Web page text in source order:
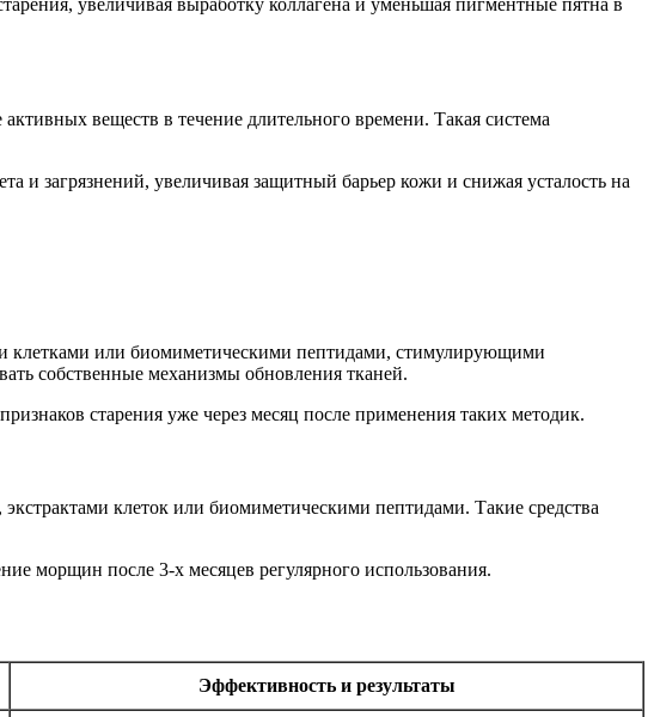
увеличивая выработку коллагена и уменьшая пигментные пятна в
веществ в течение длительного времени. Такая система
и загрязнений, увеличивая защитный барьер кожи и снижая усталость на
клетками или биомиметическими пептидами, стимулирующими
собственные механизмы обновления тканей.
старения уже через месяц после применения таких методик.
клеток или биомиметическими пептидами. Такие средства
морщин после 3-х месяцев регулярного использования.
Эффективность и результаты